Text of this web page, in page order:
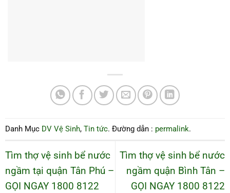
Danh Mục DV Vệ Sinh, Tin tức. Đường dẫn : permalink.
Tìm thợ vệ sinh bể nước
ngầm tại quận Tân Phú –
GỌI NGAY 1800 8122
Tìm thợ vệ sinh bể nước
ngầm quận Bình Tân –
GỌI NGAY 1800 8122